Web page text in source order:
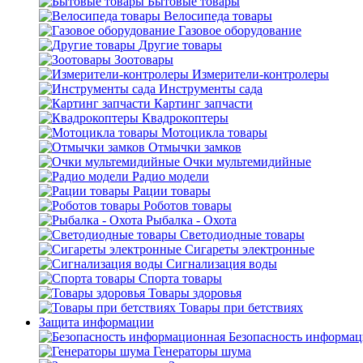
Велосипеда товары
Газовое оборудование
Другие товары
Зоотовары
Измерители-контролеры
Инструменты сада
Картинг запчасти
Квадрокоптеры
Мотоцикла товары
Отмычки замков
Очки мультемидийные
Радио модели
Рации товары
Роботов товары
Рыбалка - Охота
Светодиодные товары
Сигареты электронные
Сигнализация воды
Спорта товары
Товары здоровья
Товары при бетствиях
Защита информации
Безопасность
Генераторы шума